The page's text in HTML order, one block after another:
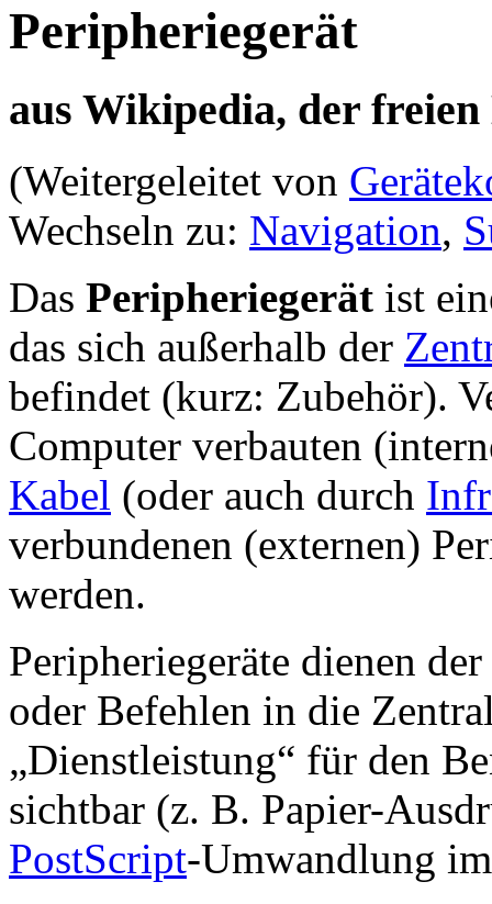
Peripheriegerät
aus Wikipedia, der
(Weitergeleitet von
Wechseln zu: Navigation,
Das Peripheriegerät ist
das sich außerhalb der
befindet (kurz: Zubehör).
Computer verbauten
Kabel (oder auch durch
verbundenen (externen)
werden.
Peripheriegeräte dienen
oder Befehlen in die
„Dienstleistung“ für den
sichtbar (z. B. Papier-
PostScript-Umwandlung